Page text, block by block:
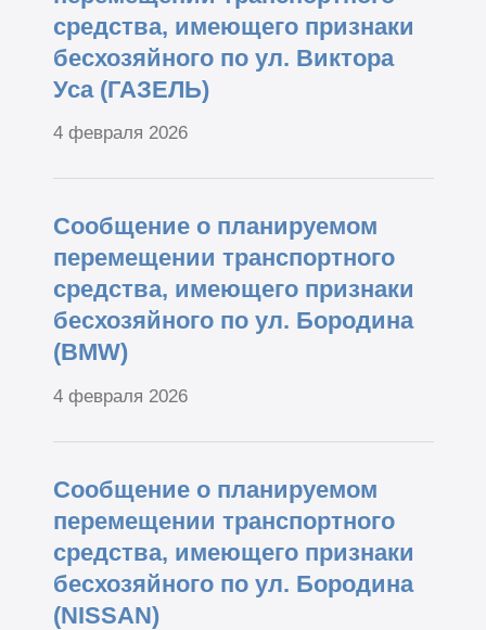
средства, имеющего признаки
бесхозяйного по ул. Виктора
Уса (ГАЗЕЛЬ)
4 февраля 2026
Сообщение о планируемом
перемещении транспортного
средства, имеющего признаки
бесхозяйного по ул. Бородина
(BMW)
4 февраля 2026
Сообщение о планируемом
перемещении транспортного
средства, имеющего признаки
бесхозяйного по ул. Бородина
(NISSAN)